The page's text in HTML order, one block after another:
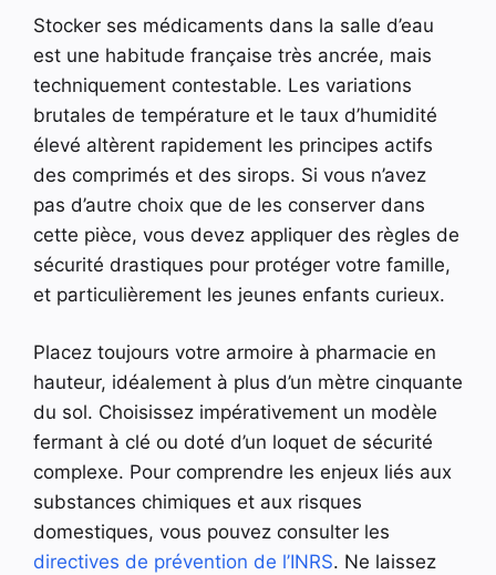
Stocker ses médicaments dans la salle d’eau
est une habitude française très ancrée, mais
techniquement contestable. Les variations
brutales de température et le taux d’humidité
élevé altèrent rapidement les principes actifs
des comprimés et des sirops. Si vous n’avez
pas d’autre choix que de les conserver dans
cette pièce, vous devez appliquer des règles de
sécurité drastiques pour protéger votre famille,
et particulièrement les jeunes enfants curieux.
Placez toujours votre armoire à pharmacie en
hauteur, idéalement à plus d’un mètre cinquante
du sol. Choisissez impérativement un modèle
fermant à clé ou doté d’un loquet de sécurité
complexe. Pour comprendre les enjeux liés aux
substances chimiques et aux risques
domestiques, vous pouvez consulter les
directives de prévention de l’INRS. Ne laissez